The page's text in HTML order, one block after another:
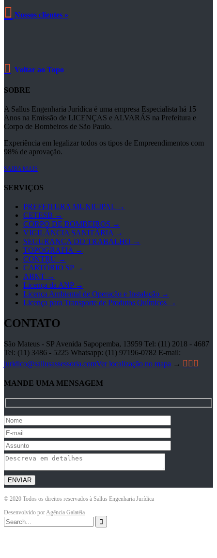
 Nossos clientes »
 Voltar ao Topo
SOBRE
A Sallus Engenharia Jurídica é uma empresa Especialista há 15
Anos na Emissão de LICENÇAS e ALVARÁS na Prefeitura e
Corpo de Bombeiros de São Paulo.
Experiência em legalizar todos os tipos de Empreendimentos com
98% de aprovação.
SAIBA MAIS
SERVIÇOS
PREFEITURA MUNICIPAL →
CETESB →
CORPO DE BOMBEIROS →
VIGILÂNCIA SANITÁRIA →
SEGURANÇA DO TRABALHO →
TOPOGRAFIA →
CONTRU →
CARTÓRIO SP →
ABNT →
Licença da ANP →
Licença Ambiental de Operação e Instalação →
Licença para Transporte de Produtos Químicos →
CONTATO
São Mateus - SP Avenida Sapopemba, 13959 Tel: (11) 2018 - 4687
Tel: (11) 3486 - 5225 Whatsapp: (11) 97196-0782 E-mail:
juridico@sallusassessoria.comVer localização no mapa → 
MANDE UMA MENSAGEM
© 2020 Todos os direitos reservados à Sallus Engenharia Jurídica
Desenvolvido porAgência Galatéia
